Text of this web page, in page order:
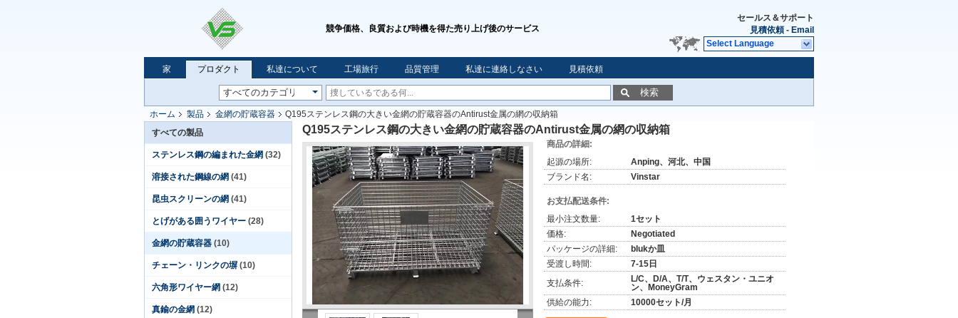
競争価格、良質および時機を得た売り上げ後のサービス
セールス＆サポート
見積依頼 - Email
Select Language
家 プロダクト 私達について 工場旅行 品質管理 私達に連絡しなさい 見積依頼
検索
ホーム 製品 金網の貯蔵容器
Q195ステンレス鋼の大きい金網の貯蔵容器のAntirust金属の網の収納箱
すべての製品
ステンレス鋼の編まれた金網 (32)
溶接された鋼線の網 (41)
昆虫スクリーンの網 (41)
とげがある囲うワイヤー (28)
金網の貯蔵容器 (10)
チェーン・リンクの塀 (10)
六角形ワイヤー網 (12)
真鍮の金網 (12)
Q195ステンレス鋼の大きい金網の貯蔵容器のAntirust金属の網の収納箱
商品の詳細:
起源の場所:
Anping、河北、中国
ブランド名:
Vinstar
お支払配送条件:
最小注文数量:
1セット
価格:
Negotiated
パッケージの詳細:
blukか皿
受渡し時間:
7-15日
支払条件:
L/C、D/A、T/T、ウェスタン・ユニオ
ン、MoneyGram
供給の能力:
10000セット/月